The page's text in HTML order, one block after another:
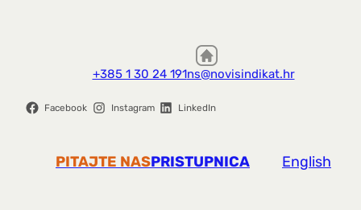
+385 1 30 24 191ns@novisindikat.hr
Facebook Instagram LinkedIn
PITAJTE NASPRISTUPNICA English